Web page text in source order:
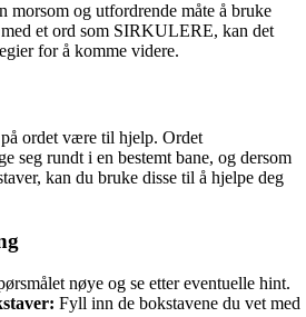
morsom og utfordrende måte å bruke
et ord som SIRKULERE, kan det
for å komme videre.
ordet være til hjelp. Ordet
seg rundt i en bestemt bane, og dersom
kan du bruke disse til å hjelpe deg
nøye og se etter eventuelle hint.
Fyll inn de bokstavene du vet med